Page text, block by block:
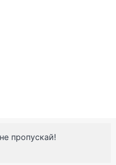
пропускай!